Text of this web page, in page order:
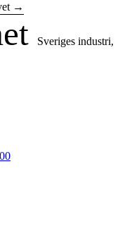
→
Sveriges industri,